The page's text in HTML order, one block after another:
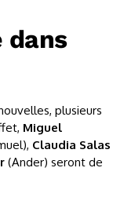
dans
plusieurs
Miguel
Claudia Salas
(Ander) seront de